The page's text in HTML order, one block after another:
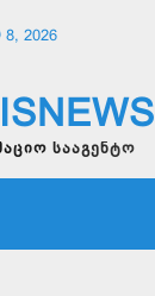
2026
სააგენტო